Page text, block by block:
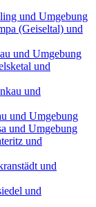
und Umgebung
(Geiseltal) und
und Umgebung
und
und
und Umgebung
und Umgebung
und
und
und